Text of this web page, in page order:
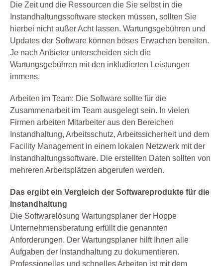
Die Zeit und die Ressourcen die Sie selbst in die
Instandhaltungssoftware stecken müssen, sollten Sie
hierbei nicht außer Acht lassen. Wartungsgebühren und
Updates der Software können böses Erwachen bereiten.
Je nach Anbieter unterscheiden sich die
Wartungsgebühren mit den inkludierten Leistungen
immens.
Arbeiten im Team: Die Software sollte für die
Zusammenarbeit im Team ausgelegt sein. In vielen
Firmen arbeiten Mitarbeiter aus den Bereichen
Instandhaltung, Arbeitsschutz, Arbeitssicherheit und dem
Facility Management in einem lokalen Netzwerk mit der
Instandhaltungssoftware. Die erstellten Daten sollten von
mehreren Arbeitsplätzen abgerufen werden.
Das ergibt ein Vergleich der Softwareprodukte für die
Instandhaltung
Die Softwarelösung Wartungsplaner der Hoppe
Unternehmensberatung erfüllt die genannten
Anforderungen. Der Wartungsplaner hilft Ihnen alle
Aufgaben der Instandhaltung zu dokumentieren.
Professionelles und schnelles Arbeiten ist mit dem